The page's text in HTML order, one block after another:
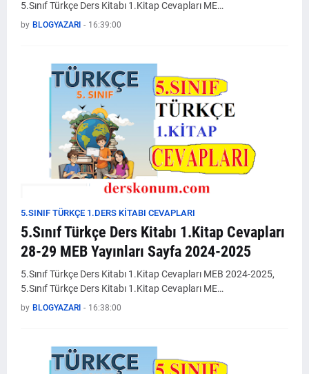
5.Sınıf Türkçe Ders Kitabı 1.Kitap Cevapları ME…
by BLOGYAZARI - 16:39:00
5.SINIF TÜRKÇE 1.DERS KİTABI CEVAPLARI
5.Sınıf Türkçe Ders Kitabı 1.Kitap Cevapları
28-29 MEB Yayınları Sayfa 2024-2025
5.Sınıf Türkçe Ders Kitabı 1.Kitap Cevapları MEB 2024-2025,
5.Sınıf Türkçe Ders Kitabı 1.Kitap Cevapları ME…
by BLOGYAZARI - 16:38:00